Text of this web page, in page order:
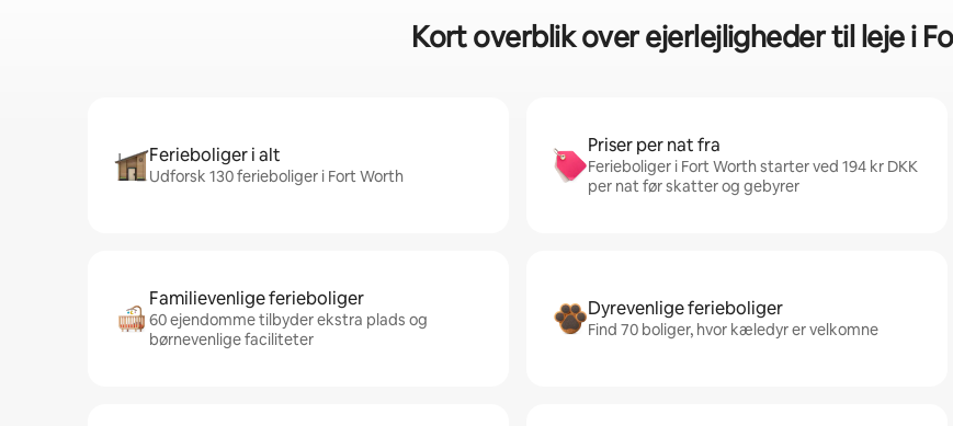
Kort overblik over ejerlejligheder til leje i
Ferieboliger i alt
Udforsk 130 ferieboliger i Fort Worth
Priser per nat fra
Ferieboliger i Fort Worth starter ved 194 kr DKK
per nat før skatter og gebyrer
Familievenlige ferieboliger
60 ejendomme tilbyder ekstra plads og
børnevenlige faciliteter
Dyrevenlige ferieboliger
Find 70 boliger, hvor kæledyr er velkomne